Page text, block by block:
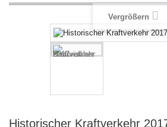
Vergrößern
Historischer Kraftverkehr